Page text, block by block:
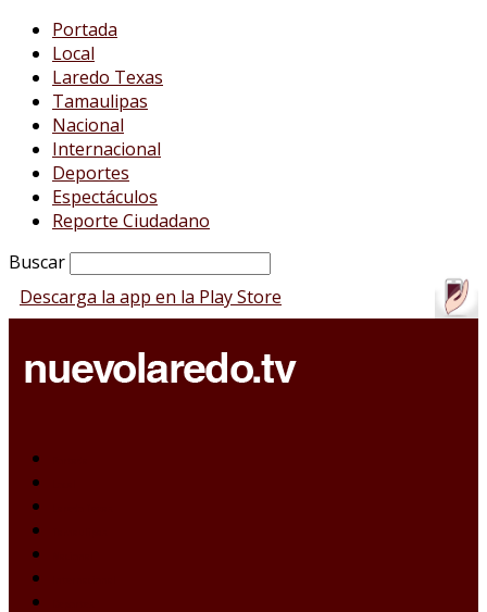
Portada
Local
Laredo Texas
Tamaulipas
Nacional
Internacional
Deportes
Espectáculos
Reporte Ciudadano
Buscar
Descarga la app en la Play Store